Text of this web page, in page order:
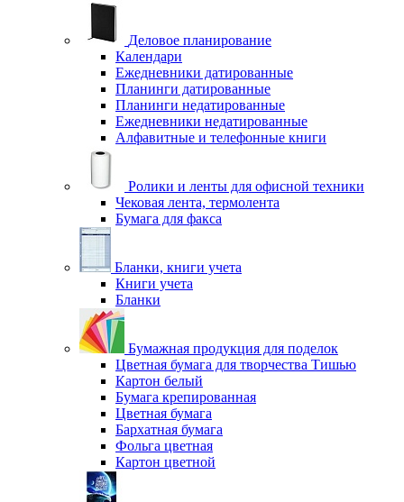
Деловое планирование
Календари
Ежедневники датированные
Планинги датированные
Планинги недатированные
Ежедневники недатированные
Алфавитные и телефонные книги
Ролики и ленты для офисной техники
Чековая лента, термолента
Бумага для факса
Бланки, книги учета
Книги учета
Бланки
Бумажная продукция для поделок
Цветная бумага для творчества Тишью
Картон белый
Бумага крепированная
Цветная бумага
Бархатная бумага
Фольга цветная
Картон цветной